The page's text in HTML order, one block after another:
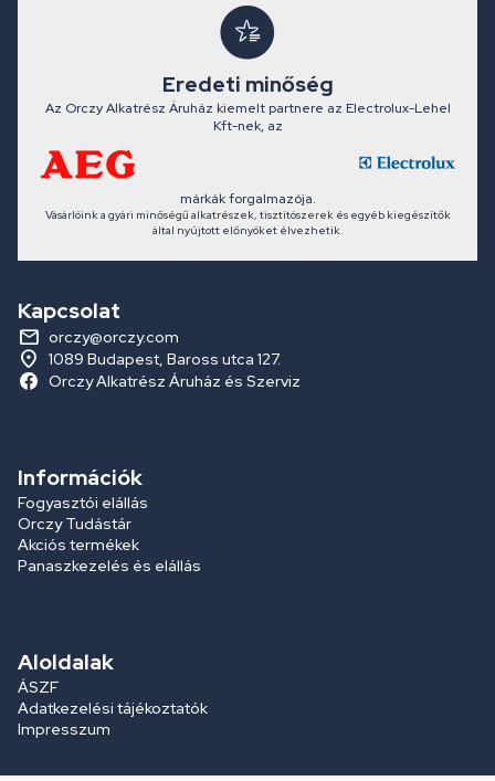
Eredeti minőség
Az Orczy Alkatrész Áruház kiemelt partnere az Electrolux-Lehel
Kft-nek, az
márkák forgalmazója.
Vásárlóink a gyári minőségű alkatrészek, tisztítószerek és egyéb kiegészítők
által nyújtott előnyöket élvezhetik.
Kapcsolat
orczy@orczy.com
1089 Budapest, Baross utca 127.
Orczy Alkatrész Áruház és Szerviz
Információk
Fogyasztói elállás
Orczy Tudástár
Akciós termékek
Panaszkezelés és elállás
Aloldalak
ÁSZF
Adatkezelési tájékoztatók
Impresszum